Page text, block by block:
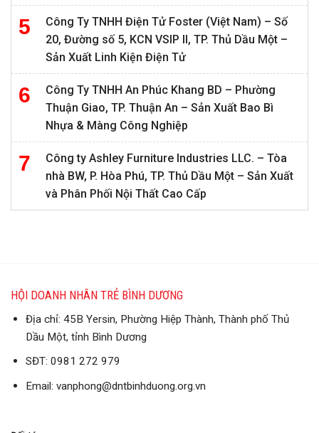
Công Ty TNHH Điện Tử Foster (Việt Nam) – Số
20, Đường số 5, KCN VSIP II, TP. Thủ Dầu Một –
Sản Xuất Linh Kiện Điện Tử
Công Ty TNHH An Phúc Khang BD – Phường
Thuận Giao, TP. Thuận An – Sản Xuất Bao Bì
Nhựa & Màng Công Nghiệp
Công ty Ashley Furniture Industries LLC. – Tòa
nhà BW, P. Hòa Phú, TP. Thủ Dầu Một – Sản Xuất
và Phân Phối Nội Thất Cao Cấp
HỘI DOANH NHÂN TRẺ BÌNH DƯƠNG
Địa chỉ: 45B Yersin, Phường Hiệp Thành, Thành phố Thủ
Dầu Một, tỉnh Bình Dương
SĐT: 0981 272 979
Email: vanphong@dntbinhduong.org.vn